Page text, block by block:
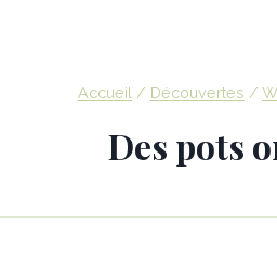
Accueil / Découvertes /
Des pots